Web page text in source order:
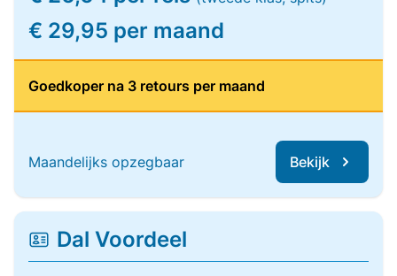
€ 29,95 per maand
Goedkoper na 3 retours per maand
Maandelijks opzegbaar Bekijk
Dal Voordeel